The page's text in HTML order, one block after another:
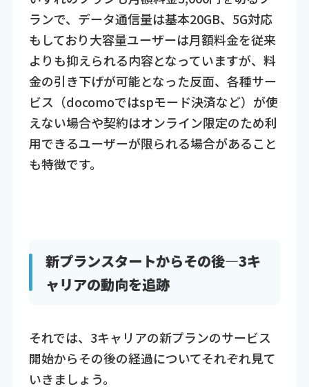
ランで、データ通信量は基本20GB、5G対応
もしており大容量ユーザーは月額料金を従来
よりも抑えられる内容となっていますが、料
金の引き下げが可能となった反面、各種サー
ビス（docomoではspモード決済など）が使
えない場合や契約はオンライン限定のため利
用できるユーザーが限られる場合があること
も特徴です。
新プランスタートからその後―3キ
ャリアの動向を追跡
それでは、3キャリアの新プランのサービス
開始からその後の経過についてそれぞれ見て
いきましょう。